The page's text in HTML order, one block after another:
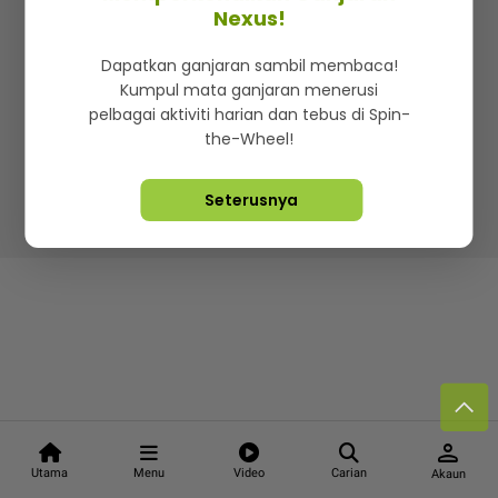
Utama Menu Video Carian
person
Akaun
Iklan di SMG360
Terma & Syarat Dasar Privasi
Lebih hot, viral dan sensasi
Hakcipta Terpelihara ©2026. Star Media Group Berhad
Nexus!
Dapatkan ganjaran sambil membaca!
Kumpul mata ganjaran menerusi
pelbagai aktiviti harian dan tebus di Spin-
the-Wheel!
Seterusnya